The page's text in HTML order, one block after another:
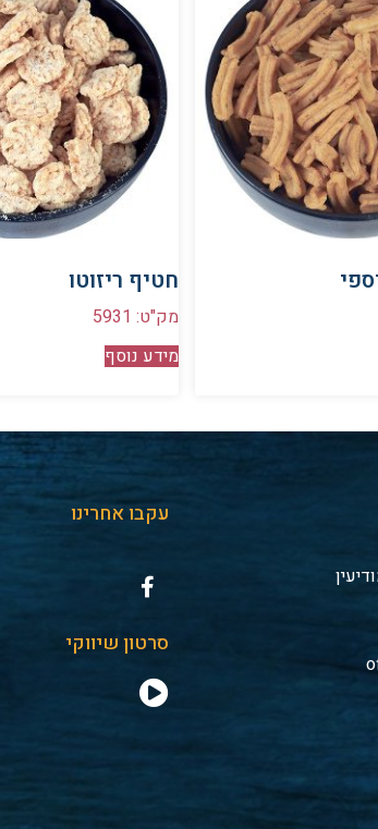
חטיף ריזוטו
מק"ט: 5931
מידע נוסף
עקבו אחרינו
סרטון שיווקי